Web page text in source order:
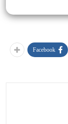
Facebook